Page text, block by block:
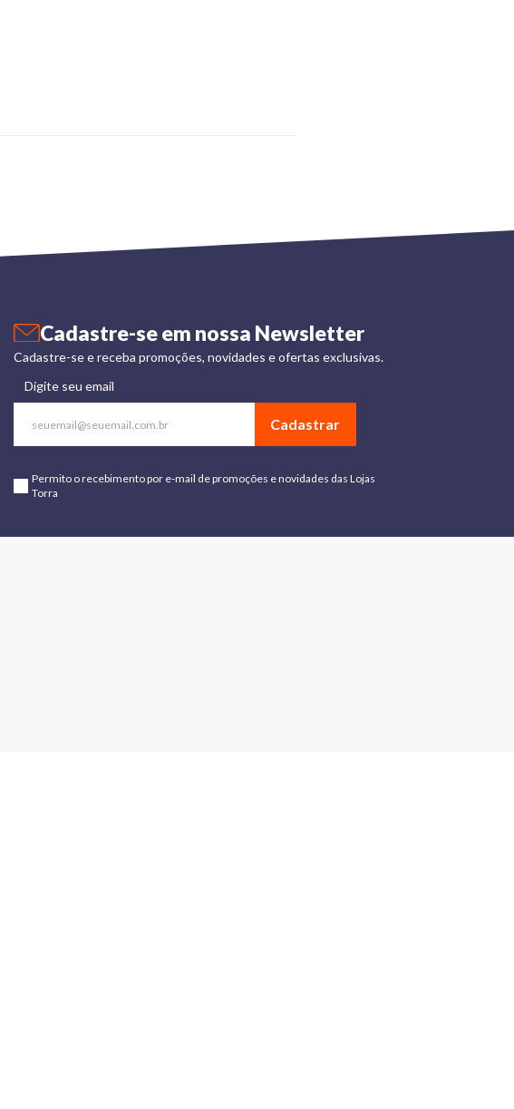
Cadastre-se em nossa Newsletter
Cadastre-se e receba promoções, novidades e ofertas exclusivas.
Digite seu email
Cadastrar
Permito o recebimento por e-mail de promoções e novidades das Lojas
Torra